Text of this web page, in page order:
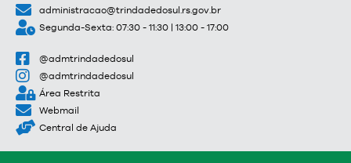
administracao@trindadedosul.rs.gov.br
Segunda-Sexta: 07:30 - 11:30 | 13:00 - 17:00
@admtrindadedosul
@admtrindadedosul
Área Restrita
Webmail
Central de Ajuda